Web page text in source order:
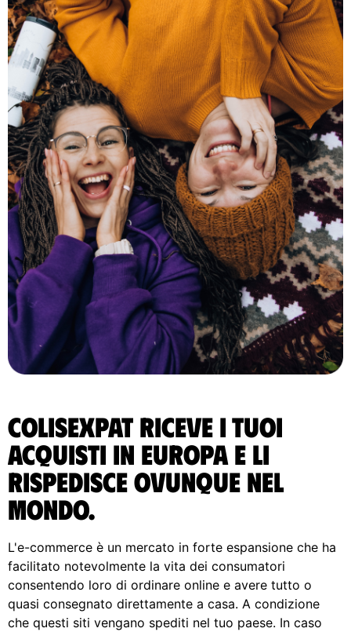
ColisExpat riceve i tuoi
acquisti in Europa e li
rispedisce ovunque nel
Mondo.
L'e-commerce è un mercato in forte espansione che ha
facilitato notevolmente la vita dei consumatori
consentendo loro di ordinare online e avere tutto o
quasi consegnato direttamente a casa. A condizione
che questi siti vengano spediti nel tuo paese. In caso